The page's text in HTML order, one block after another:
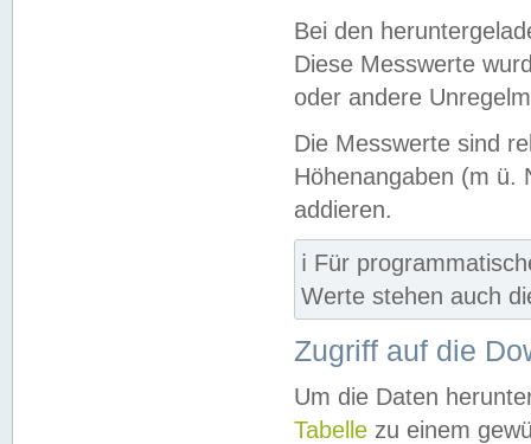
Bei den
Diese Messwerte
oder andere
Die Messwerte sind
Höhenangaben (m ü.
addieren.
ℹ️ Für
Werte stehen auch
Zugriff auf die
Um die Daten
Tabelle zu einem